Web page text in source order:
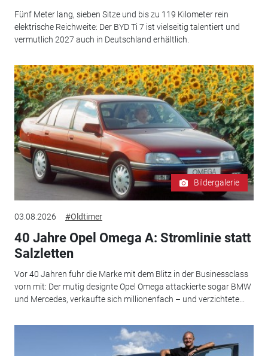
Fünf Meter lang, sieben Sitze und bis zu 119 Kilometer rein
elektrische Reichweite: Der BYD Ti 7 ist vielseitig talentiert und
vermutlich 2027 auch in Deutschland erhältlich.
Bildergalerie
03.08.2026 #Oldtimer
40 Jahre Opel Omega A: Stromlinie statt
Salzletten
Vor 40 Jahren fuhr die Marke mit dem Blitz in der Businessclass
vorn mit: Der mutig designte Opel Omega attackierte sogar BMW
und Mercedes, verkaufte sich millionenfach – und verzichtete...